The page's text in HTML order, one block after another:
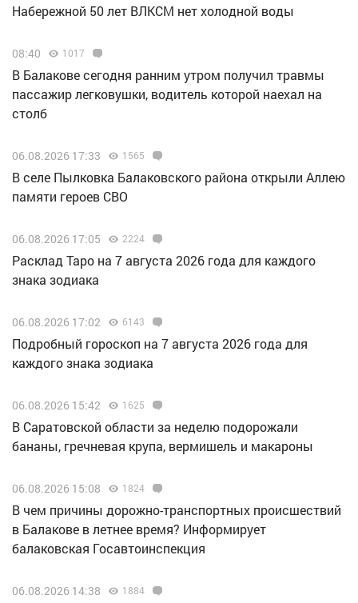
Набережной 50 лет ВЛКСМ нет холодной воды
08:40 1017
В Балакове сегодня ранним утром получил травмы
пассажир легковушки, водитель которой наехал на
столб
06.08.2026 17:33 1565
В селе Пылковка Балаковского района открыли Аллею
памяти героев СВО
06.08.2026 17:05 2224
Расклад Таро на 7 августа 2026 года для каждого
знака зодиака
06.08.2026 17:02 6143
Подробный гороскоп на 7 августа 2026 года для
каждого знака зодиака
06.08.2026 15:42 1625
В Саратовской области за неделю подорожали
бананы, гречневая крупа, вермишель и макароны
06.08.2026 15:08 1824
В чем причины дорожно-транспортных происшествий
в Балакове в летнее время? Информирует
балаковская Госавтоинспекция
06.08.2026 14:38 1884